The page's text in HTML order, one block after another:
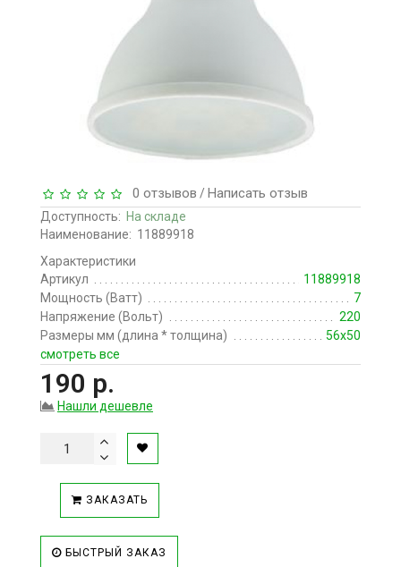
0 отзывов /Написать отзыв
Доступность: На складе
Наименование: 11889918
Характеристики
Артикул
11889918
Мощность (Ватт)
7
Напряжение (Вольт)
220
Размеры мм (длина * толщина)
56х50
смотреть все
190 р.
Нашли дешевле
ЗАКАЗАТЬ
БЫСТРЫЙ ЗАКАЗ